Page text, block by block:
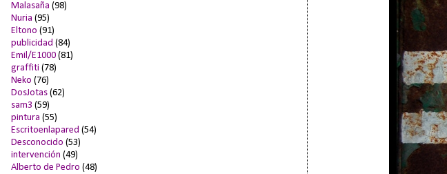
Malasaña (98)
Nuria (95)
Eltono (91)
publicidad (84)
Emil/E1000 (81)
graffiti (78)
Neko (76)
DosJotas (62)
sam3 (59)
pintura (55)
Escritoenlapared (54)
Desconocido (53)
intervención (49)
Alberto de Pedro (48)